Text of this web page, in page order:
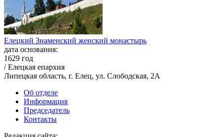
Елецкий Знаменский женский монастырь
дата основания:
1629 год
/ Елецкая епархия
Липецкая область, г. Елец, ул. Слободская, 2А
Об отделе
Информация
Председатель
Контакты